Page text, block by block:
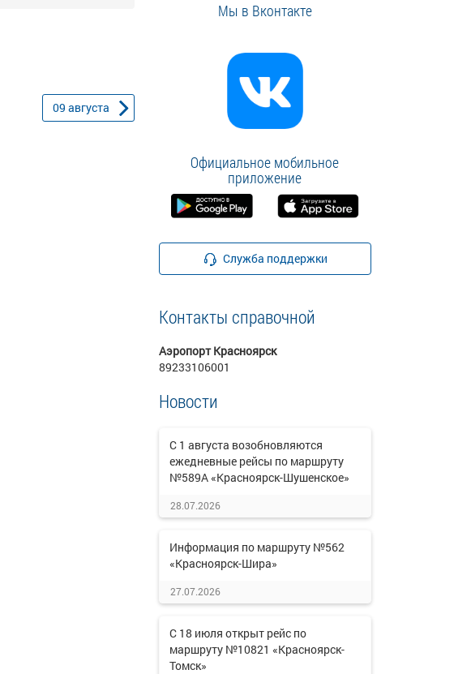
09 августа
Мы в Вконтакте
Официальное мобильное
приложение
Служба поддержки
Контакты справочной
Аэропорт Красноярск
89233106001
Новости
С 1 августа возобновляются
ежедневные рейсы по маршруту
№589А «Красноярск-Шушенское»
28.07.2026
Информация по маршруту №562
«Красноярск-Шира»
27.07.2026
С 18 июля открыт рейс по
маршруту №10821 «Красноярск-
Томск»